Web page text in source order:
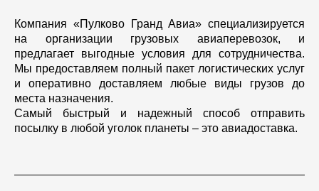
Компания «Пулково Гранд Авиа» спе­циа­ли­зи­руется
на организации грузовых авиа­пере­воз­ок, и
предлагает выгодные условия для сотрудничества.
Мы предоставляем полный пакет логистических услуг
и оперативно доставляем любые виды грузов до
места назначения.
Самый быстрый и надежный способ отправить
посылку в любой уголок планеты – это авиа­дос­тавка.